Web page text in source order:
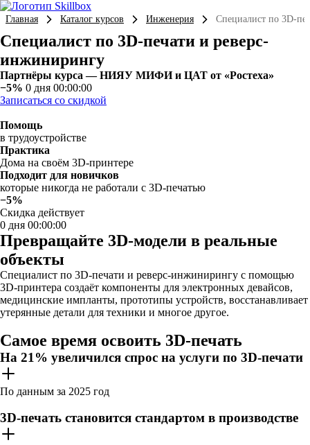
Главная Каталог курсов Инженерия Специалист по 3D-
Специалист по 3D-печати и реверс-
инжинирингу
Партнёры курса — НИЯУ МИФИ и ЦАТ от «Ростеха»
−5% 0 дня 00:00:00
Записаться со скидкой
Помощь
в трудоустройстве
Практика
Дома на своём 3D-принтере
Подходит для новичков
которые никогда не работали с 3D-печатью
−5%
Скидка действует
0 дня 00:00:00
Превращайте 3D-модели в реальные
объекты
Специалист по 3D-печати и реверс-инжинирингу с помощью
3D-принтера создаёт компоненты для электронных девайсов,
медицинские импланты, прототипы устройств, восстанавливает
утерянные детали для техники и многое другое.
Самое время освоить 3D-печать
На 21% увеличился спрос на услуги по 3D-печати
По данным за 2025 год
3D-печать становится стандартом в производстве